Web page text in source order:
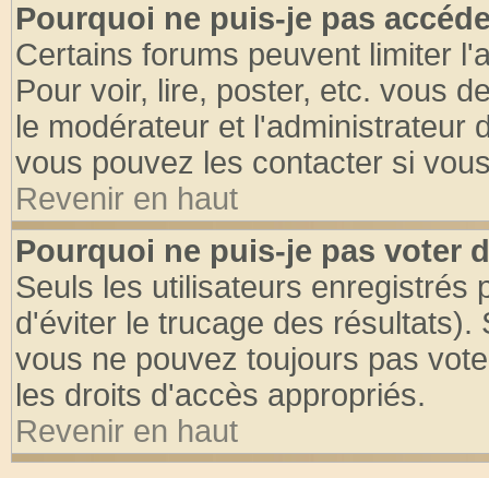
Pourquoi ne puis-je pas
Certains forums peuvent limiter
Pour voir, lire, poster, etc. vous
le modérateur et l'administrateur
vous pouvez les contacter si
Revenir en haut
Pourquoi ne puis-je pas voter
Seuls les utilisateurs enregistrés
d'éviter le trucage des
vous ne pouvez toujours pas
les droits d'accès appropriés.
Revenir en haut